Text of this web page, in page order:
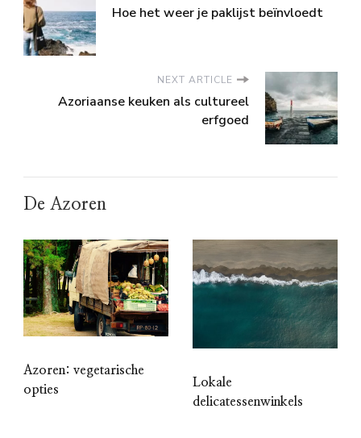
Hoe het weer je paklijst beïnvloedt
NEXT ARTICLE
Azoriaanse keuken als cultureel
erfgoed
De Azoren
Azoren: vegetarische
opties
Lokale
delicatessenwinkels